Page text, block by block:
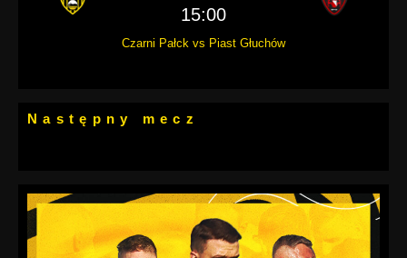
15:00
Czarni Pałck vs Piast Głuchów
Następny mecz